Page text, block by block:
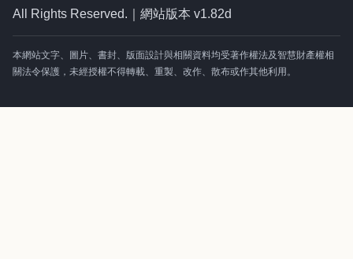
All Rights Reserved.｜網站版本 v1.82d
本網站文字、圖片、書封、版面設計與相關資料均受著作權法及智慧財產權相
關法令保護，未經授權不得轉載、重製、改作、散布或作其他利用。